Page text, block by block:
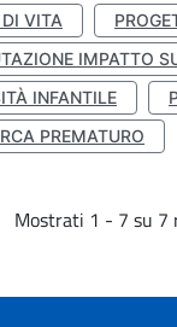
VITA
IMPATTO
INFANTILE
PREMATURO
Mostrati 1 - 7 su 7